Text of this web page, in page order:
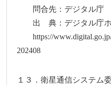
問合先：デジタル庁
出 典：デジタル庁ホ
https://www.digital.go.jp/
202408
１３．衛星通信システム